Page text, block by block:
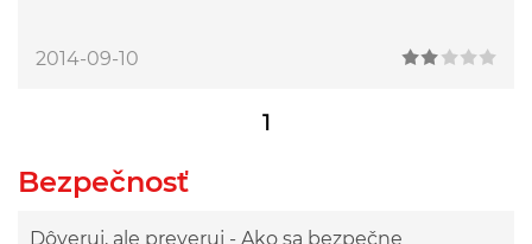
2014-09-10
1
Bezpečnosť
Dôveruj, ale preveruj - Ako sa bezpečne